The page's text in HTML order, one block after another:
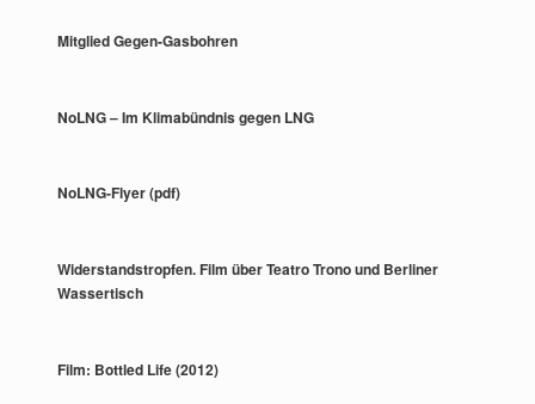
Mitglied Gegen-Gasbohren
NoLNG – Im Klimabündnis gegen LNG
NoLNG-Flyer (pdf)
Widerstandstropfen. Film über Teatro Trono und Berliner
Wassertisch
Film: Bottled Life (2012)